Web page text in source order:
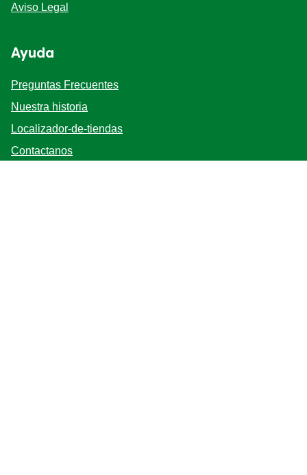
Aviso Legal
Ayuda
Preguntas Frecuentes
Nuestra historia
Localizador-de-tiendas
Contactanos